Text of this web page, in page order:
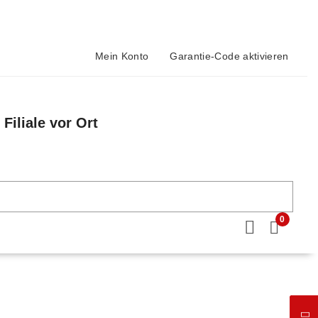
Mein Konto Garantie-Code aktivieren
Filiale vor Ort
0